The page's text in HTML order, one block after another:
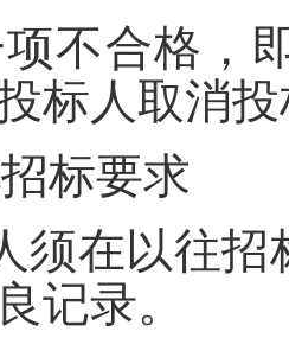
不合格，
标人取消
标要求
须在以往
记录。